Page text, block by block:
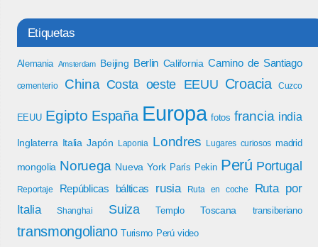
Etiquetas
Alemania Amsterdam Beijing Berlin California Camino de Santiago
cementerio China Costa oeste EEUU Croacia Cuzco
EEUU Egipto España Europa fotos francia india
Inglaterra Italia Japón Laponia Londres Lugares curiosos madrid
mongolia Noruega Nueva York París Pekin Perú Portugal
Reportaje Repúblicas bálticas rusia Ruta en coche
Ruta por
Italia
Shanghai Suiza Templo Toscana transiberiano
transmongoliano Turismo Perú video